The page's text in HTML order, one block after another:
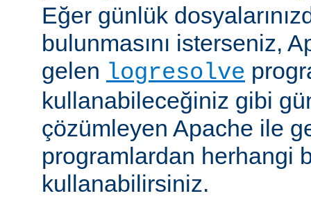
Eğer günlük
bulunmasını isterseniz,
gelen logresolve
kullanabileceğiniz gibi
çözümleyen Apache ile
programlardan herhangi
kullanabilirsiniz.